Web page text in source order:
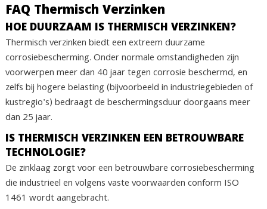
FAQ Thermisch Verzinken
HOE DUURZAAM IS THERMISCH VERZINKEN?
Thermisch verzinken biedt een extreem duurzame
corrosiebescherming. Onder normale omstandigheden zijn
voorwerpen meer dan 40 jaar tegen corrosie beschermd, en
zelfs bij hogere belasting (bijvoorbeeld in industriegebieden of
kustregio's) bedraagt de beschermingsduur doorgaans meer
dan 25 jaar.
IS THERMISCH VERZINKEN EEN BETROUWBARE
TECHNOLOGIE?
De zinklaag zorgt voor een betrouwbare corrosiebescherming
die industrieel en volgens vaste voorwaarden conform ISO
1461 wordt aangebracht.